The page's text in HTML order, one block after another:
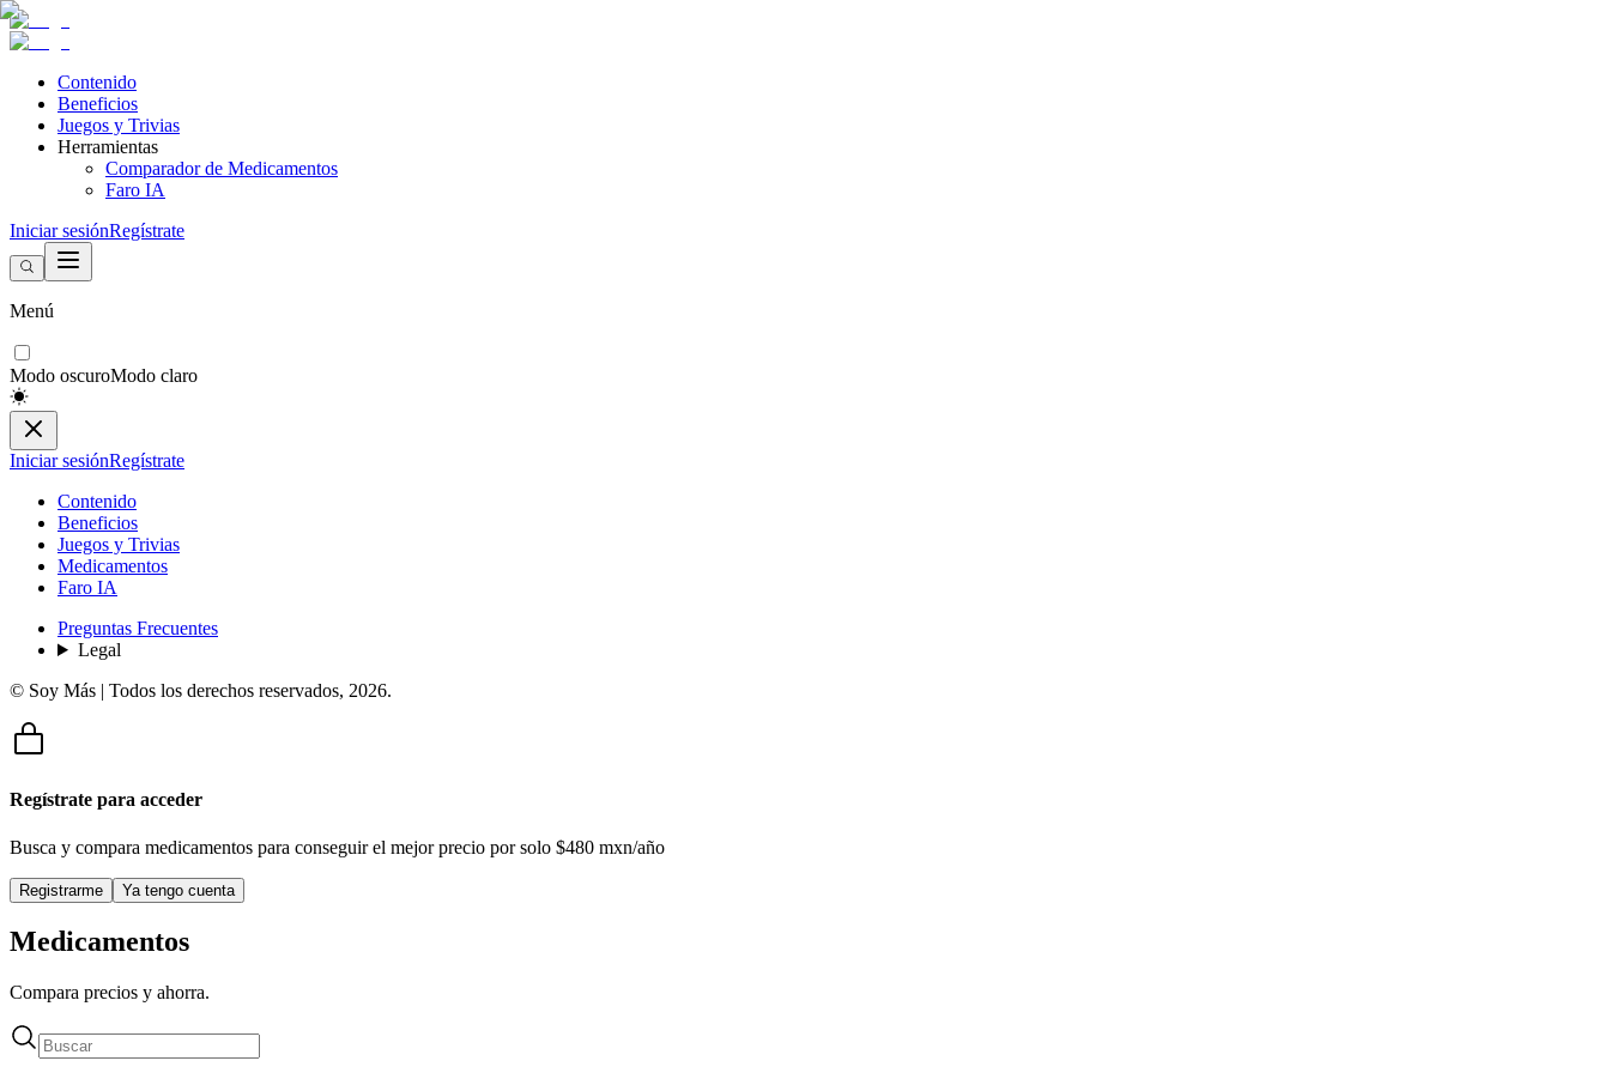
Contenido
Beneficios
Juegos y Trivias
Herramientas
Comparador de Medicamentos
Faro IA
Iniciar sesiónRegístrate
Menú
Modo oscuroModo claro
Iniciar sesiónRegístrate
Contenido
Beneficios
Juegos y Trivias
Medicamentos
Faro IA
Preguntas Frecuentes
Legal
© Soy Más | Todos los derechos reservados, 2026.
Regístrate para acceder
Busca y compara medicamentos para conseguir el mejor precio por solo $480 mxn/año
Registrarme Ya tengo cuenta
Medicamentos
Compara precios y ahorra.